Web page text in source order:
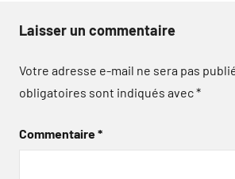
Laisser un commentaire
Votre adresse e-mail ne sera pas
obligatoires sont indiqués avec*
Commentaire*